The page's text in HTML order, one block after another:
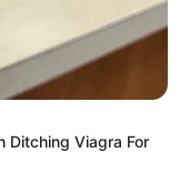
Ditching Viagra For